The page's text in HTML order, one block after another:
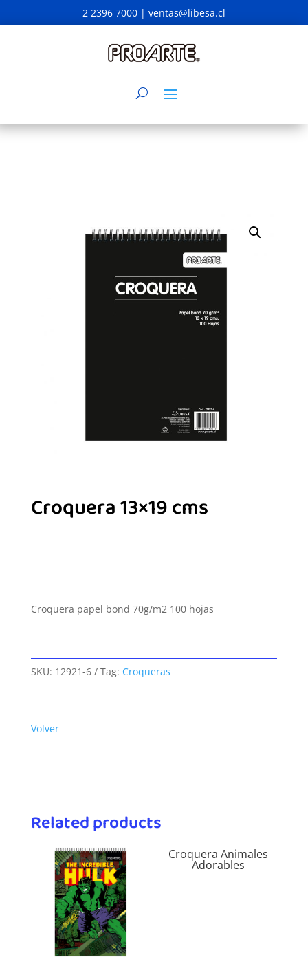
2 2396 7000 | ventas@libesa.cl
Croquera 13×19 cms
Croquera papel bond 70g/m2 100 hojas
SKU: 12921-6 Tag: Croqueras
Volver
Related products
Croquera Animales
Adorables